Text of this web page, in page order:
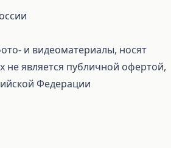
и видеоматериалы, носят
является публичной офертой,
Федерации